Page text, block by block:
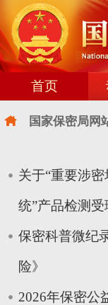
首页
国家保密局网
关于“重要涉
统”产品检测
保密科普微纪
险》
2026年保密公